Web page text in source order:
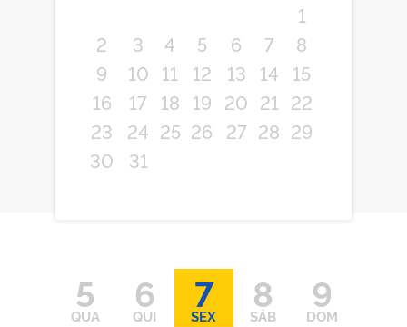
1
2
3 4 5 6 7
8
9
10 11 12 13 14
15
16
17 18 19 20 21
22
23
24 25 26 27 28 29
30
31
5
QUA
6
QUI
7
SEX
8
SÁB
9
DOM